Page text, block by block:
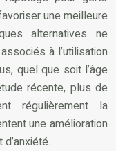
une meilleure
alternatives ne
à l’utilisation
quel que soit l’âge
récente, plus de
régulièrement la
une amélioration